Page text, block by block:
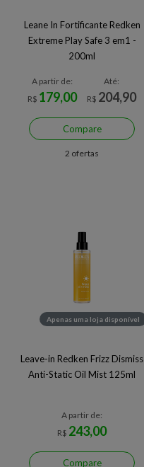
Leane In Fortificante Redken
Extreme Play Safe 3 em1 -
200ml
A partir de:
R$ 179,00
Até:
R$ 204,90
Compare
2 ofertas
Apenas uma loja disponível
Leave-in Redken Frizz Dismiss
Anti-Static Oil Mist 125ml
A partir de:
R$ 243,00
Compare